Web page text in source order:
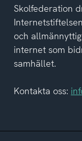
Skolfederation
och
internet som
samhället.
Kontakta oss: